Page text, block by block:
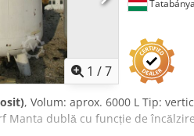
1 /7
Tatabánya
, Volum: aprox. 6000 L Tip:
Manta dublă cu funcție de